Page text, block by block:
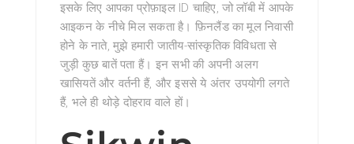
इसके लिए आपका प्रोफ़ाइल ID चाहिए, जो लॉबी में आपके
आइकन के नीचे मिल सकता है। फ़िनलैंड का मूल निवासी
होने के नाते, मुझे हमारी जातीय-सांस्कृतिक विविधता से
जुड़ी कुछ बातें पता हैं। इन सभी की अपनी अलग
खासियतें और वर्तनी हैं, और इससे ये अंतर उपयोगी लगते
हैं, भले ही थोड़े दोहराव वाले हों।